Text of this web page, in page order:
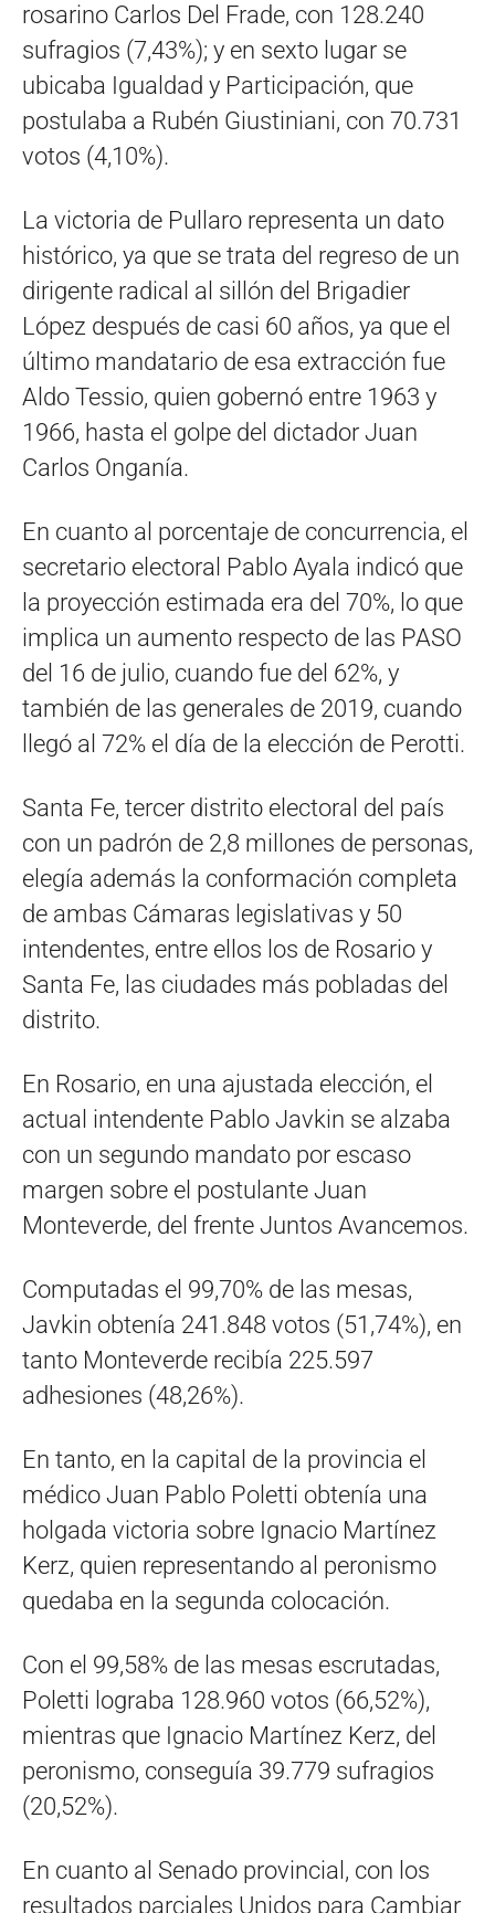
rosarino Carlos Del Frade, con 128.240
sufragios (7,43%); y en sexto lugar se
ubicaba Igualdad y Participación, que
postulaba a Rubén Giustiniani, con 70.731
votos (4,10%).
La victoria de Pullaro representa un dato
histórico, ya que se trata del regreso de un
dirigente radical al sillón del Brigadier
López después de casi 60 años, ya que el
último mandatario de esa extracción fue
Aldo Tessio, quien gobernó entre 1963 y
1966, hasta el golpe del dictador Juan
Carlos Onganía.
En cuanto al porcentaje de concurrencia, el
secretario electoral Pablo Ayala indicó que
la proyección estimada era del 70%, lo que
implica un aumento respecto de las PASO
del 16 de julio, cuando fue del 62%, y
también de las generales de 2019, cuando
llegó al 72% el día de la elección de Perotti.
Santa Fe, tercer distrito electoral del país
con un padrón de 2,8 millones de personas,
elegía además la conformación completa
de ambas Cámaras legislativas y 50
intendentes, entre ellos los de Rosario y
Santa Fe, las ciudades más pobladas del
distrito.
En Rosario, en una ajustada elección, el
actual intendente Pablo Javkin se alzaba
con un segundo mandato por escaso
margen sobre el postulante Juan
Monteverde, del frente Juntos Avancemos.
Computadas el 99,70% de las mesas,
Javkin obtenía 241.848 votos (51,74%), en
tanto Monteverde recibía 225.597
adhesiones (48,26%).
En tanto, en la capital de la provincia el
médico Juan Pablo Poletti obtenía una
holgada victoria sobre Ignacio Martínez
Kerz, quien representando al peronismo
quedaba en la segunda colocación.
Con el 99,58% de las mesas escrutadas,
Poletti lograba 128.960 votos (66,52%),
mientras que Ignacio Martínez Kerz, del
peronismo, conseguía 39.779 sufragios
(20,52%).
En cuanto al Senado provincial, con los
resultados parciales Unidos para Cambiar